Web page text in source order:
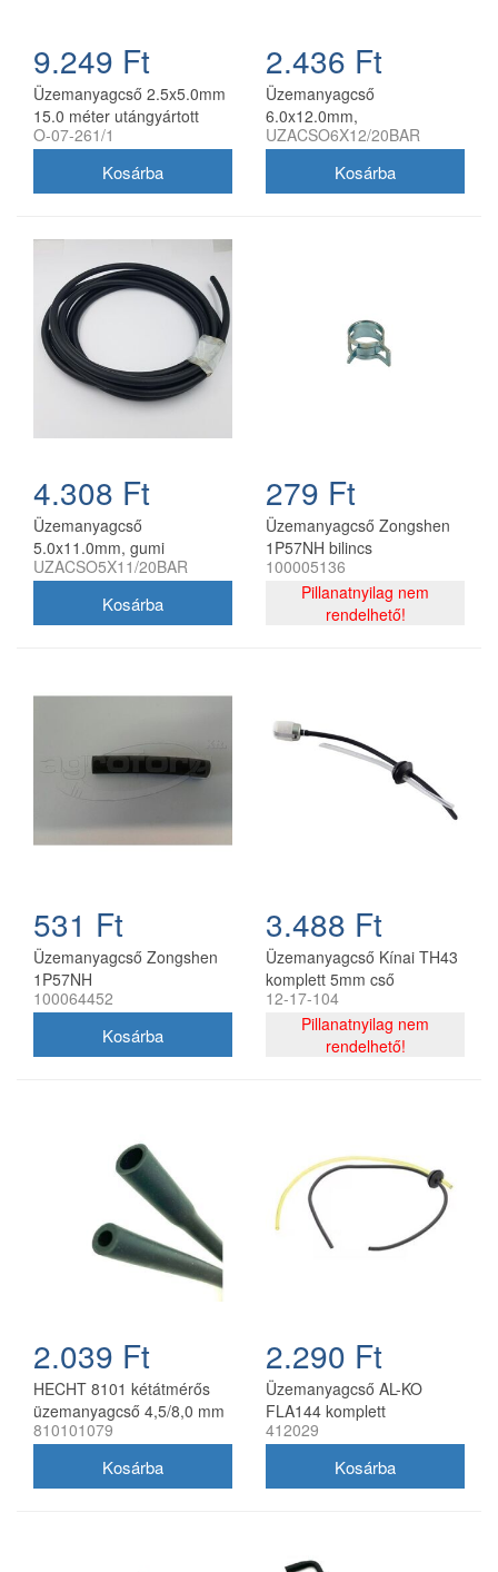
9.249 Ft
Üzemanyagcső 2.5x5.0mm
15.0 méter utángyártott
O-07-261/1
2.436 Ft
Üzemanyagcső
6.0x12.0mm,
vászonbetétes, fagumit
UZACSO6X12/20BAR
4.308 Ft
Üzemanyagcső
5.0x11.0mm, gumi
vászonbetétes, fagumit
UZACSO5X11/20BAR
279 Ft
Üzemanyagcső Zongshen
1P57NH bilincs
100005136
Pillanatnyilag nem
rendelhető!
531 Ft
Üzemanyagcső Zongshen
1P57NH
100064452
3.488 Ft
Üzemanyagcső Kínai TH43
komplett 5mm cső
utángyártott
12-17-104
Pillanatnyilag nem
rendelhető!
2.039 Ft
HECHT 8101 kétátmérős
üzemanyagcső 4,5/8,0 mm
33 cm (2023)
810101079
2.290 Ft
Üzemanyagcső AL-KO
FLA144 komplett
412029